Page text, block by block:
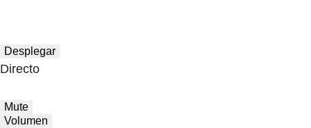
Desplegar
Directo
Mute
Volumen